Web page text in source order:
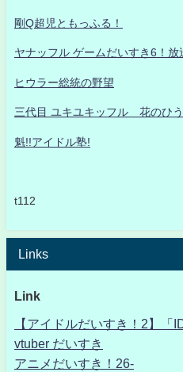
剛Q超児ともっふる！
ヤナッフル ゲームだいすき6！放
ヒウラー総統の野望
三代目 ユキユキッフル 花のひう
魁!!アイドル塾!
t112
Links
Link
【アイドルだいすき！2】「
vtuber だいすき
アニメだいすき！26-